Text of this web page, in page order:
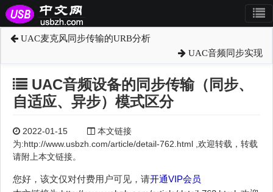
UAC麦克风同步传输的URB分析
UAC音频同步实现
UAC音频设备的同步传输（同步、
自适应、异步）模式区分
2022-01-15
本文链接
为:http://www.usbzh.com/article/detail-762.html ,欢迎转载，转载
请附上本文链接。
您好，该文仅对付费用户可见，请开通VIP会员